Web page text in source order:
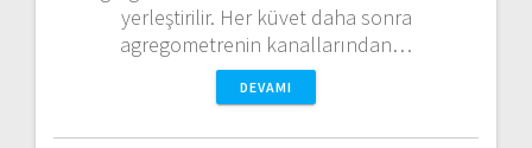
yerleştirilir. Her küvet daha sonra
agregometrenin kanallarından…
DEVAMI